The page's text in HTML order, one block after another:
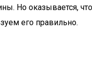
Но оказывается,
его правильно.